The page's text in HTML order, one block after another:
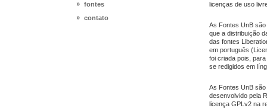
fontes
contato
licenças de uso
As Fontes UnB
que a distribuição
das fontes
em português
foi criada pois,
se redigidos em
As Fontes UnB
desenvolvido pela
licença GPLv2 na